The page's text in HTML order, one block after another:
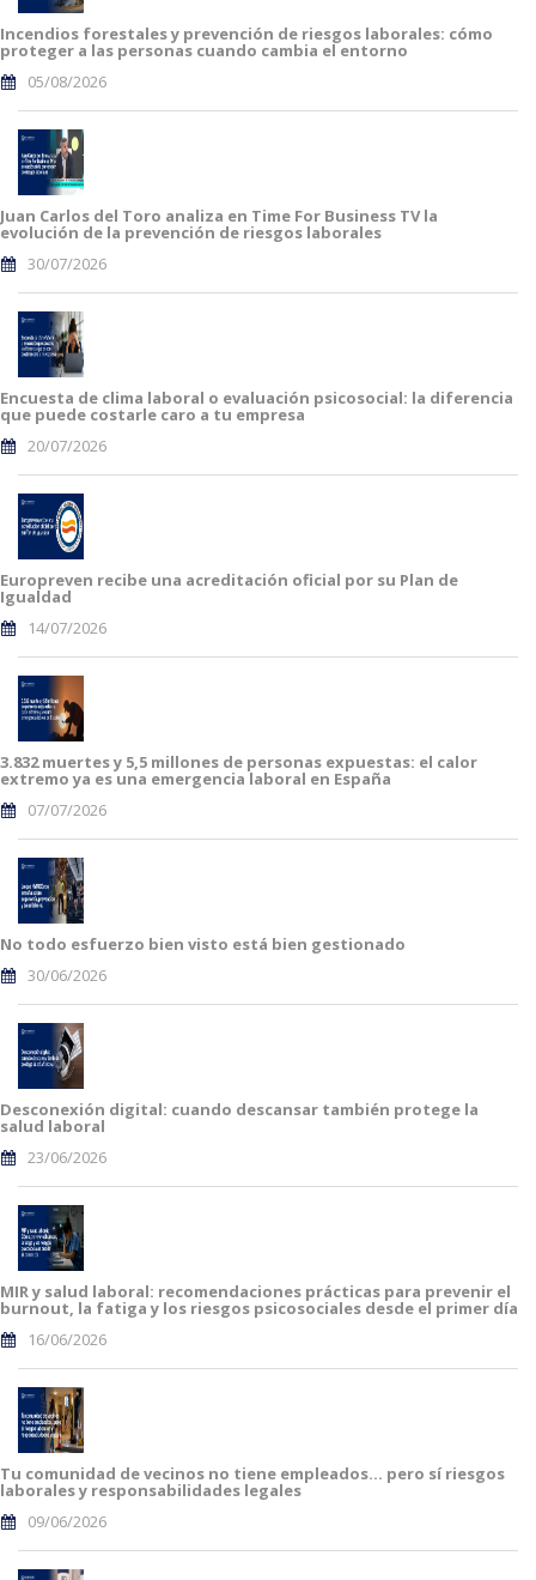
Incendios forestales y prevención de riesgos laborales: cómo
proteger a las personas cuando cambia el entorno
05/08/2026
Juan Carlos del Toro analiza en Time For Business TV la
evolución de la prevención de riesgos laborales
30/07/2026
Encuesta de clima laboral o evaluación psicosocial: la diferencia
que puede costarle caro a tu empresa
20/07/2026
Europreven recibe una acreditación oficial por su Plan de
Igualdad
14/07/2026
3.832 muertes y 5,5 millones de personas expuestas: el calor
extremo ya es una emergencia laboral en España
07/07/2026
No todo esfuerzo bien visto está bien gestionado
30/06/2026
Desconexión digital: cuando descansar también protege la
salud laboral
23/06/2026
MIR y salud laboral: recomendaciones prácticas para prevenir el
burnout, la fatiga y los riesgos psicosociales desde el primer día
16/06/2026
Tu comunidad de vecinos no tiene empleados… pero sí riesgos
laborales y responsabilidades legales
09/06/2026